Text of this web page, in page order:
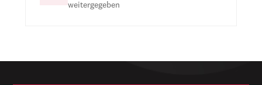
weitergegeben